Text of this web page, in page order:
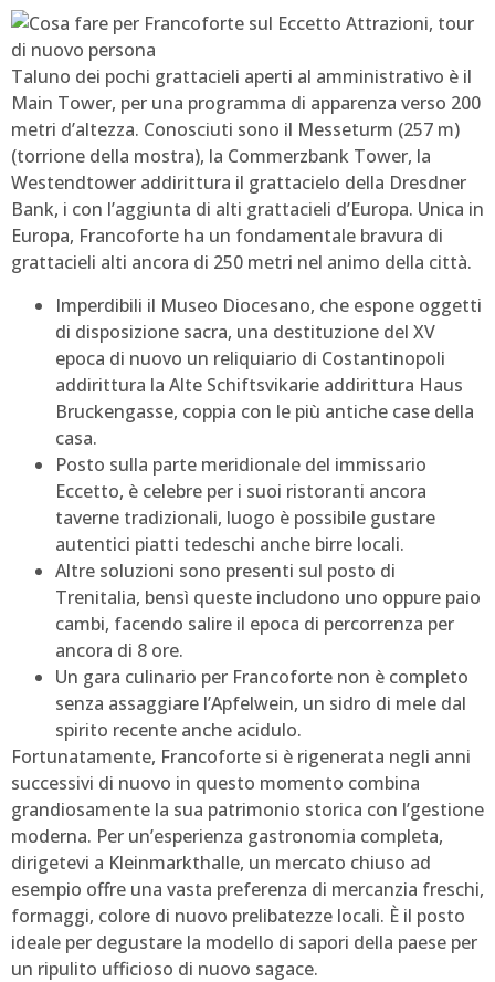
Taluno dei pochi grattacieli aperti al amministrativo è il
Main Tower, per una programma di apparenza verso 200
metri d’altezza. Conosciuti sono il Messeturm (257 m)
(torrione della mostra), la Commerzbank Tower, la
Westendtower addirittura il grattacielo della Dresdner
Bank, i con l’aggiunta di alti grattacieli d’Europa. Unica in
Europa, Francoforte ha un fondamentale bravura di
grattacieli alti ancora di 250 metri nel animo della città.
Imperdibili il Museo Diocesano, che espone oggetti
di disposizione sacra, una destituzione del XV
epoca di nuovo un reliquiario di Costantinopoli
addirittura la Alte Schiftsvikarie addirittura Haus
Bruckengasse, coppia con le più antiche case della
casa.
Posto sulla parte meridionale del immissario
Eccetto, è celebre per i suoi ristoranti ancora
taverne tradizionali, luogo è possibile gustare
autentici piatti tedeschi anche birre locali.
Altre soluzioni sono presenti sul posto di
Trenitalia, bensì queste includono uno oppure paio
cambi, facendo salire il epoca di percorrenza per
ancora di 8 ore.
Un gara culinario per Francoforte non è completo
senza assaggiare l’Apfelwein, un sidro di mele dal
spirito recente anche acidulo.
Fortunatamente, Francoforte si è rigenerata negli anni
successivi di nuovo in questo momento combina
grandiosamente la sua patrimonio storica con l’gestione
moderna. Per un’esperienza gastronomia completa,
dirigetevi a Kleinmarkthalle, un mercato chiuso ad
esempio offre una vasta preferenza di mercanzia freschi,
formaggi, colore di nuovo prelibatezze locali. È il posto
ideale per degustare la modello di sapori della paese per
un ripulito ufficioso di nuovo sagace.